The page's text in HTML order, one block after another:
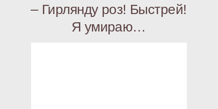
– Гирлянду роз! Быстрей!
Я умираю…